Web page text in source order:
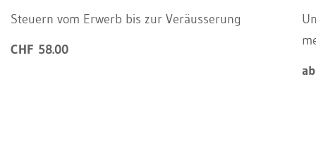
Steuern vom Erwerb bis zur Veräusserung
CHF 58.00